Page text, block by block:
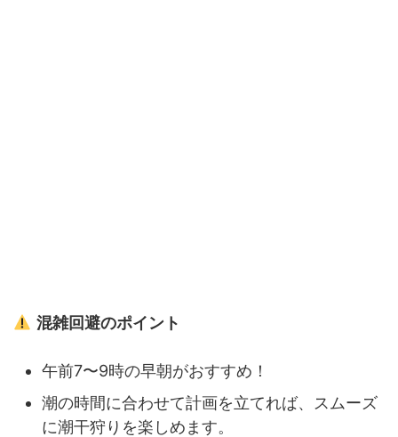
混雑回避のポイント
午前7〜9時の早朝がおすすめ！
潮の時間に合わせて計画を立てれば、スムーズ
に潮干狩りを楽しめます。